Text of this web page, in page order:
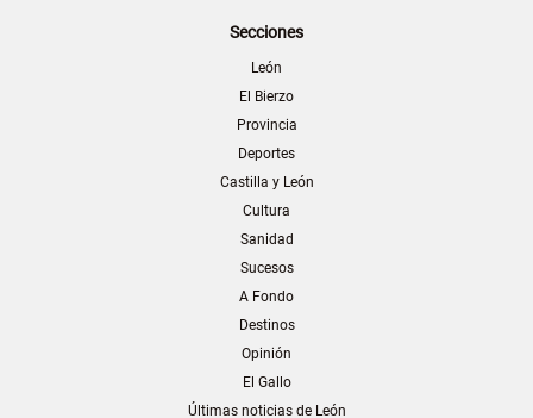
Secciones
León
El Bierzo
Provincia
Deportes
Castilla y León
Cultura
Sanidad
Sucesos
A Fondo
Destinos
Opinión
El Gallo
Últimas noticias de León